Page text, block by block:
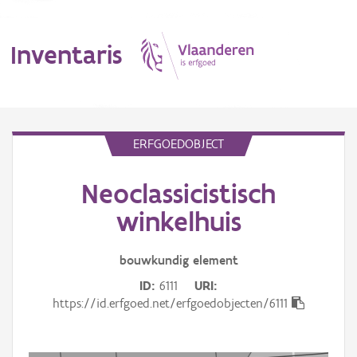
Inventaris
ERFGOEDOBJECT
Neoclassicistisch
winkelhuis
bouwkundig element
ID 6111
URI
https://id.erfgoed.net/erfgoedobjecten/6111